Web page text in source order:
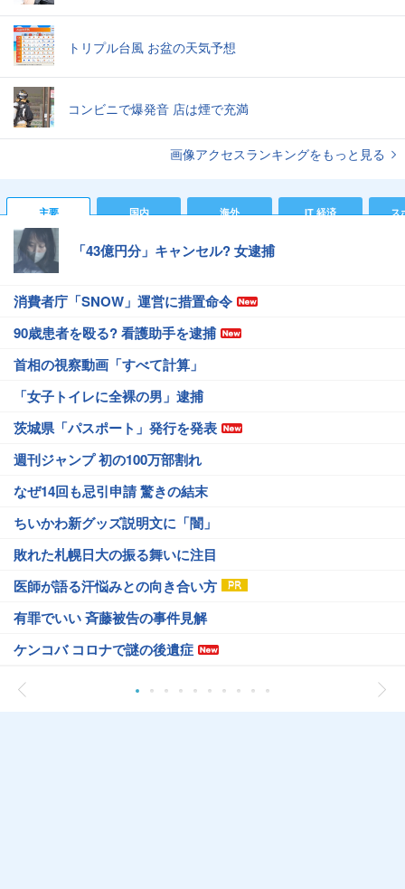
トリプル台風 お盆の天気予想
コンビニで爆発音 店は煙で充満
画像アクセスランキングをもっと見る
主要 国内 海外 IT 経済 ス
「43億円分」キャンセル? 女逮捕
消費者庁「SNOW」運営に措置命令
90歳患者を殴る? 看護助手を逮捕
首相の視察動画「すべて計算」
「女子トイレに全裸の男」逮捕
茨城県「パスポート」発行を発表
週刊ジャンプ 初の100万部割れ
なぜ14回も忌引申請 驚きの結末
ちいかわ新グッズ説明文に「闇」
敗れた札幌日大の振る舞いに注目
医師が語る汗悩みとの向き合い方
有罪でいい 斉藤被告の事件見解
ケンコバ コロナで謎の後遺症